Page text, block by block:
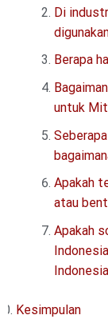
Di
Berapa
untuk
Apakah
atau
Apakah
Kesimpulan